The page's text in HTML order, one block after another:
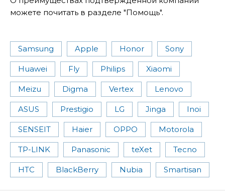
можете почитать в разделе "Помощь".
Samsung Apple Honor Sony
Huawei Fly Philips Xiaomi
Meizu Digma Vertex Lenovo
ASUS Prestigio LG Jinga Inoi
SENSEIT Haier OPPO Motorola
TP-LINK Panasonic teXet Tecno
HTC BlackBerry Nubia Smartisan